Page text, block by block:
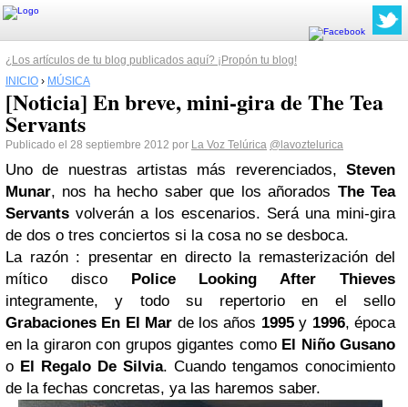
¿Los artículos de tu blog publicados aquí? ¡Propón tu blog!
INICIO › MÚSICA
[Noticia] En breve, mini-gira de The Tea
Servants
Publicado el 28 septiembre 2012 por La Voz Telúrica @lavoztelurica
Uno de nuestras artistas más reverenciados, Steven
Munar, nos ha hecho saber que los añorados The Tea
Servants volverán a los escenarios. Será una mini-gira
de dos o tres conciertos si la cosa no se desboca.
La razón : presentar en directo la remasterización del
mítico disco Police Looking After Thieves
integramente, y todo su repertorio en el sello
Grabaciones En El Mar de los años 1995y 1996, época
en la giraron con grupos gigantes comoEl Niño Gusano
o El Regalo De Silvia. Cuando tengamos conocimiento
de la fechas concretas, ya las haremos saber.